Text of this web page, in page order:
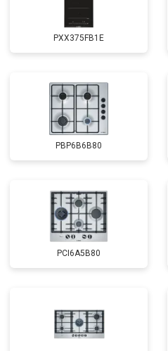
PXX375FB1E
PBP6B6B80
PCI6A5B80